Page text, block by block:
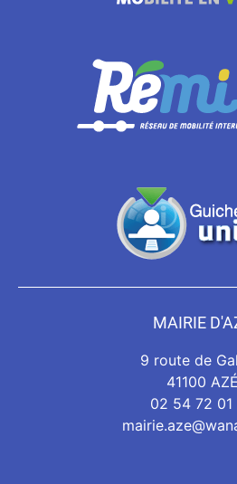
MAIRIE
9 route de
41100 AZÉ
02 54 72 01